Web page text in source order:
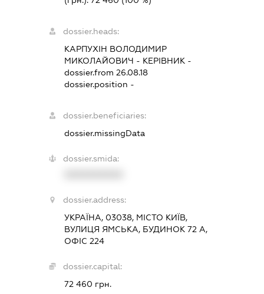
dossier.heads:
КАРПУХІН ВОЛОДИМИР
МИКОЛАЙОВИЧ - КЕРІВНИК -
dossier.from 26.08.18
dossier.position -
dossier.beneficiaries:
dossier.missingData
dossier.smida:
dossier.address:
УКРАЇНА, 03038, МІСТО КИЇВ,
ВУЛИЦЯ ЯМСЬКА, БУДИНОК 72 А,
ОФІС 224
dossier.capital:
72 460 грн.